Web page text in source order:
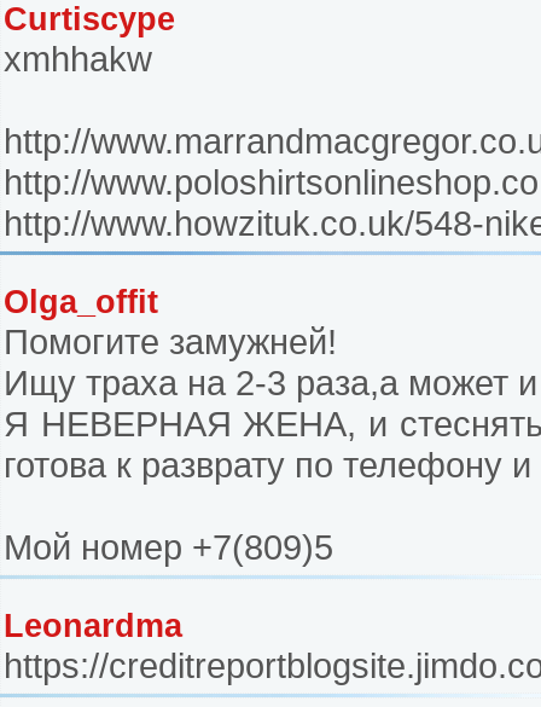
Curtiscype
xmhhakw
http://
http://
http://www.howzituk.co.uk/548-
Olga_offit
Помогите замужней!
Ищу траха на 2-3 раза,а может
Я НЕВЕРНАЯ ЖЕНА, и
готова к разврату по телефону
Мой номер +7(809)5
Leonardma
https://